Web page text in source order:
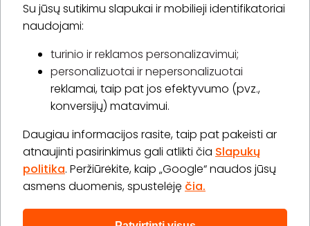
Su jūsų sutikimu slapukai ir mobilieji identifikatoriai
naudojami:
turinio ir reklamos personalizavimui;
personalizuotai ir nepersonalizuotai
reklamai, taip pat jos efektyvumo (pvz.,
konversijų) matavimui.
Daugiau informacijos rasite, taip pat pakeisti ar
atnaujinti pasirinkimus gali atlikti čia Slapukų
politika. Peržiūrėkite, kaip „Google“ naudos jūsų
asmens duomenis, spustelėję čia.
Prenumeruoti
Apie „BookitNow“
Informacija
„GERA DOVANA“ GRUPĖ